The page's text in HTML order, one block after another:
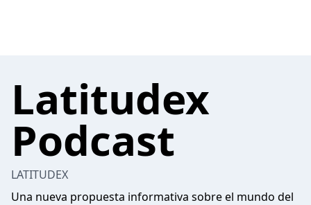
Latitudex
Podcast
LATITUDEX
Una nueva propuesta informativa sobre el mundo del